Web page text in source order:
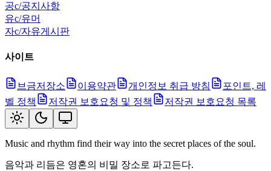
공c/공지사항
유c/유머
자c/자유게시판
사이트
브금저장소 이용약관 개인정보 취급 방침
포인트, 레
벨 정책
저작권 보호요청 및 정책 저작권 보호요청 목록
Music and rhythm find their way into the secret places of the soul.
음악과 리듬은 영혼의 비밀 장소로 파고든다.